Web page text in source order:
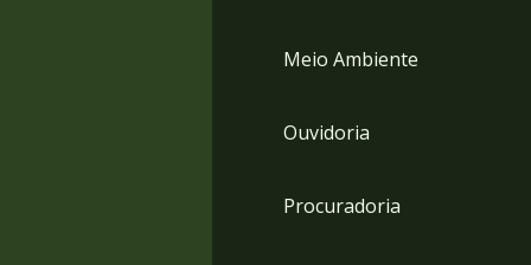
Meio Ambiente
Ouvidoria
Procuradoria